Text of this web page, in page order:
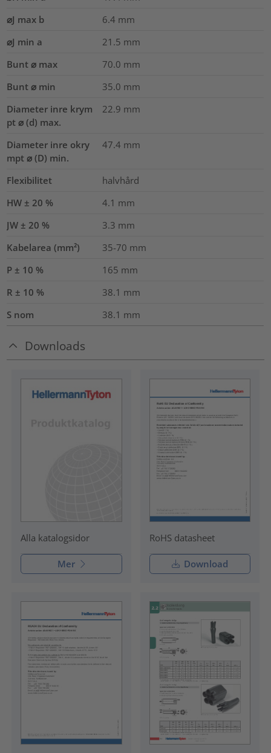
⌀J max b
6.4 mm
⌀J min a
21.5 mm
Bunt ⌀ max
70.0 mm
Bunt ⌀ min
35.0 mm
Diameter inre krym
pt ⌀ (d) max.
22.9 mm
Diameter inre okry
mpt ⌀ (D) min.
47.4 mm
Flexibilitet
halvhård
HW ± 20 %
4.1 mm
JW ± 20 %
3.3 mm
Kabelarea (mm²)
35-70 mm
P ± 10 %
165 mm
R ± 10 %
38.1 mm
S nom
38.1 mm
Downloads
Alla katalogsidor
Mer
RoHS datasheet
Download